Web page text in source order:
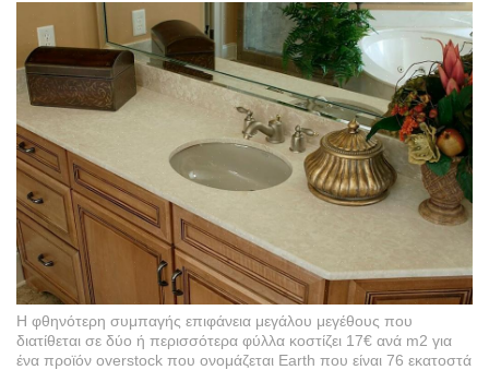
Η φθηνότερη συμπαγής επιφάνεια μεγάλου μεγέθους που
διατίθεται σε δύο ή περισσότερα φύλλα κοστίζει 17€ ανά m2 για
ένα προϊόν overstock που ονομάζεται Earth που είναι 76 εκατοστά